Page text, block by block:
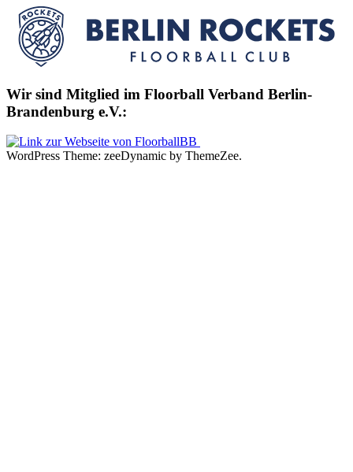
Wir sind Mitglied im Floorball Verband Berlin-
Brandenburg e.V.:
WordPress Theme: zeeDynamic by ThemeZee.